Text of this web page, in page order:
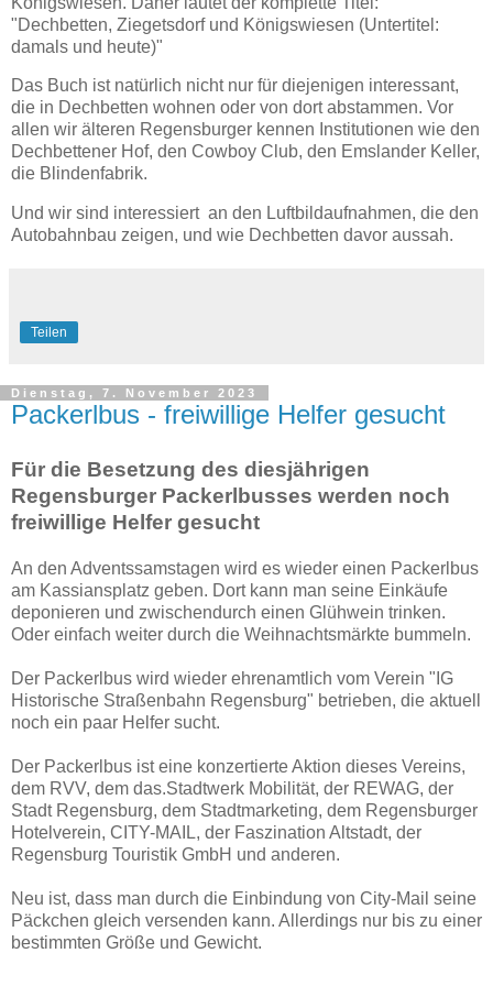
"Dechbetten, Ziegetsdorf und Königswiesen (Untertitel:
damals und heute)"
Das Buch ist natürlich nicht nur für diejenigen interessant,
die in Dechbetten wohnen oder von dort abstammen. Vor
allen wir älteren Regensburger kennen Institutionen wie den
Dechbettener Hof, den Cowboy Club, den Emslander Keller,
die Blindenfabrik.
Und wir sind interessiert an den Luftbildaufnahmen, die den
Autobahnbau zeigen, und wie Dechbetten davor aussah.
Teilen
Dienstag, 7. November 2023
Packerlbus - freiwillige Helfer gesucht
Für die Besetzung des diesjährigen
Regensburger Packerlbusses werden noch
freiwillige Helfer gesucht
An den Adventssamstagen wird es wieder einen Packerlbus
am Kassiansplatz geben. Dort kann man seine Einkäufe
deponieren und zwischendurch einen Glühwein trinken.
Oder einfach weiter durch die Weihnachtsmärkte bummeln.
Der Packerlbus wird wieder ehrenamtlich vom Verein "IG
Historische Straßenbahn Regensburg" betrieben, die aktuell
noch ein paar Helfer sucht.
Der Packerlbus ist eine konzertierte Aktion dieses Vereins,
dem RVV, dem das.Stadtwerk Mobilität, der REWAG, der
Stadt Regensburg, dem Stadtmarketing, dem Regensburger
Hotelverein, CITY-MAIL, der Faszination Altstadt, der
Regensburg Touristik GmbH und anderen.
Neu ist, dass man durch die Einbindung von City-Mail seine
Päckchen gleich versenden kann. Allerdings nur bis zu einer
bestimmten Größe und Gewicht.